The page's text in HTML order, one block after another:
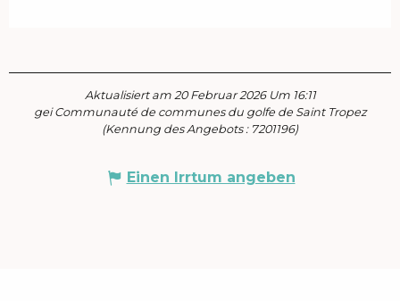
Aktualisiert am 20 Februar 2026 Um 16:11
gei Communauté de communes du golfe de Saint Tropez
(Kennung des Angebots : 7201196)
Einen Irrtum angeben